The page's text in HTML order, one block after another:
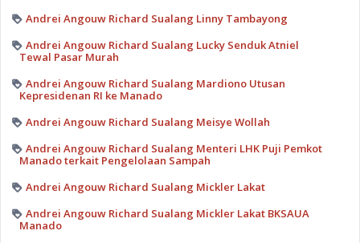
Andrei Angouw Richard Sualang Linny Tambayong
Andrei Angouw Richard Sualang Lucky Senduk Atniel
Tewal Pasar Murah
Andrei Angouw Richard Sualang Mardiono Utusan
Kepresidenan RI ke Manado
Andrei Angouw Richard Sualang Meisye Wollah
Andrei Angouw Richard Sualang Menteri LHK Puji Pemkot
Manado terkait Pengelolaan Sampah
Andrei Angouw Richard Sualang Mickler Lakat
Andrei Angouw Richard Sualang Mickler Lakat BKSAUA
Manado